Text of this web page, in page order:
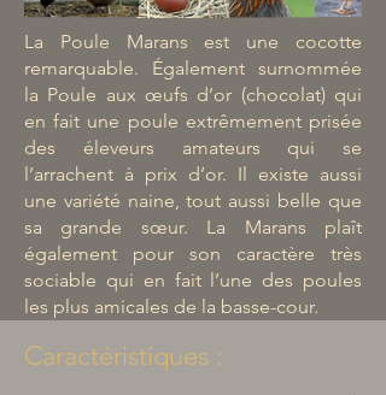
La Poule Marans est une cocotte
remarquable. Également surnommée
la Poule aux œufs d’or (chocolat) qui
en fait une poule extrêmement prisée
des éleveurs amateurs qui se
l’arrachent à prix d’or. Il existe aussi
une variété naine, tout aussi belle que
sa grande sœur. La Marans plaît
également pour son caractère très
sociable qui en fait l’une des poules
les plus amicales de la basse-cour.
Caractéristiques :